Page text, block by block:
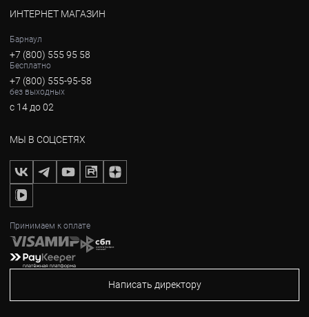
ИНТЕРНЕТ МАГАЗИН
Барнаул
+7 (800) 555 95 58
Бесплатно
+7 (800) 555-95-58
без выходных
с 14 до 02
МЫ В СОЦСЕТЯХ
Принимаем к оплате
Написать директору